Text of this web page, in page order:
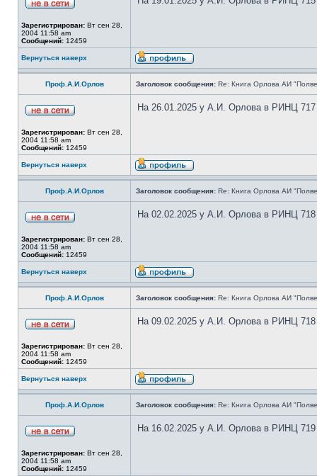
Зарегистрирован: Вт сен 28,
2004 11:58 am
Сообщений: 12459
Вернуться наверх
Проф.А.И.Орлов Заголовок сообщения: Re: Книга Орлова АИ
Зарегистрирован: Вт сен 28,
2004 11:58 am
Сообщений: 12459
На 26.01.2025 у А.И. Орлова в РИНЦ 717
Вернуться наверх
Проф.А.И.Орлов Заголовок сообщения: Re: Книга Орлова АИ
Зарегистрирован: Вт сен 28,
2004 11:58 am
Сообщений: 12459
На 02.02.2025 у А.И. Орлова в РИНЦ 718
Вернуться наверх
Проф.А.И.Орлов Заголовок сообщения: Re: Книга Орлова АИ
Зарегистрирован: Вт сен 28,
2004 11:58 am
Сообщений: 12459
На 09.02.2025 у А.И. Орлова в РИНЦ 718
Вернуться наверх
Проф.А.И.Орлов Заголовок сообщения: Re: Книга Орлова АИ
Зарегистрирован: Вт сен 28,
2004 11:58 am
Сообщений: 12459
На 16.02.2025 у А.И. Орлова в РИНЦ 719